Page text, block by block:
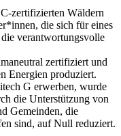
zertifizierten Wäldern
die sich für eines
verantwortungsvolle
zertifiziert und
Energien produziert.
G erwerben, wurde
die Unterstützung von
Gemeinden, die
sind, auf Null reduziert.